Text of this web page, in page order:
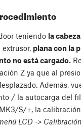
teniendo la
plana con la
no está cargado.
Z ya que al
Además,
/ la autocarga del
S/+, la
LCD ->